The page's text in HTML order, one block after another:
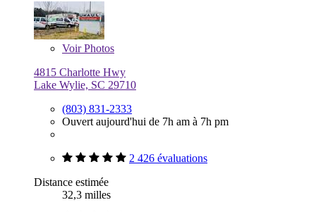
VoirPhotos
4815 Charlotte Hwy
Lake Wylie, SC 29710
(803) 831-2333
Ouvert aujourd'hui de 7h am à 7h pm
2 426 évaluations
Distance estimée
32,3 milles